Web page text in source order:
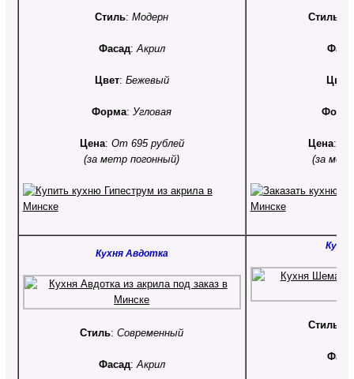
Стиль:Модерн
Фасад:Акрил
Цвет: Бежевый
Форма:Угловая
Цена: От 695 рублей
(за метр погонный)
Стиль
Цвет
Цена:
(за
Кухня Авдотка
Стиль:Современный
Фасад:Акрил
Стиль